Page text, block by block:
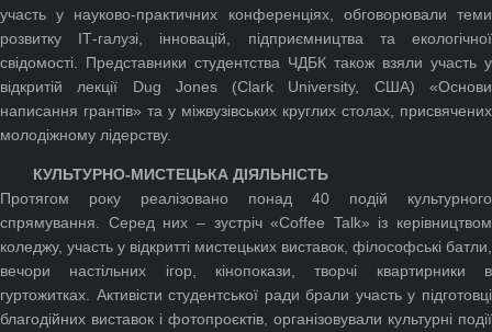
участь у науково-практичних конференціях, обговорювали теми
розвитку ІТ-галузі, інновацій, підприємництва та екологічної
свідомості. Представники студентства ЧДБК також взяли участь у
відкритій лекції Dug Jones (Clark University, США) «Основи
написання грантів» та у міжвузівських круглих столах, присвячених
молодіжному лідерству.
КУЛЬТУРНО-МИСТЕЦЬКА ДІЯЛЬНІСТЬ
Протягом року реалізовано понад 40 подій культурного
спрямування. Серед них – зустріч «Coffee Talk» із керівництвом
коледжу, участь у відкритті мистецьких виставок, філософські батли,
вечори настільних ігор, кінопокази, творчі квартирники в
гуртожитках. Активісти студентської ради брали участь у підготовці
благодійних виставок і фотопроєктів, організовували культурні події